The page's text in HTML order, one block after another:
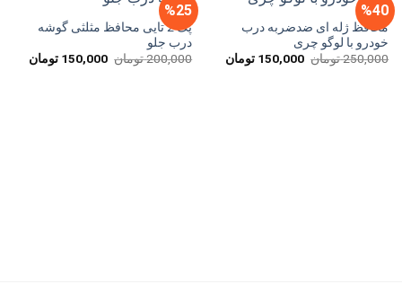
%40
محافظ ژله ای ضد‌ضربه درب
خودرو با لوگو چری
250,000تومان قیمت
اصلی
150,000 تومانقیمت
%25
پک 2 تایی محافظ مثلثی گوشه
درب جلو
200,000تومان قیمت
اصلی
150,000 تومانقیمت